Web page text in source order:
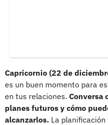
Capricornio (22 de
es un buen momento para
en tus relaciones. Conversa
planes futuros y cómo
alcanzarlos. La